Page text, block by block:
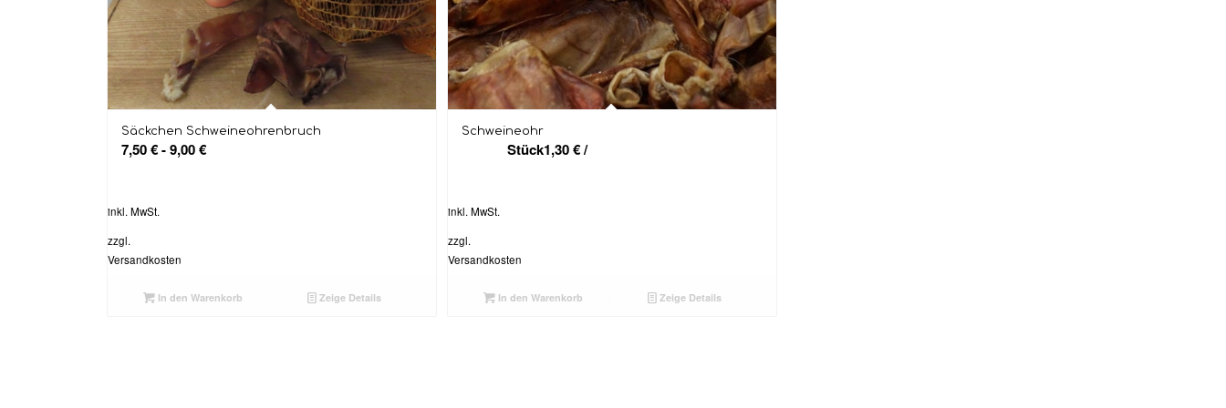
Säckchen Schweineohrenbruch
7,50€-9,00€
inkl. MwSt.
zzgl.
Versandkosten
In den Warenkorb Zeige Details
Schweineohr
1,30€/
Stück
inkl. MwSt.
zzgl.
Versandkosten
In den Warenkorb Zeige Details